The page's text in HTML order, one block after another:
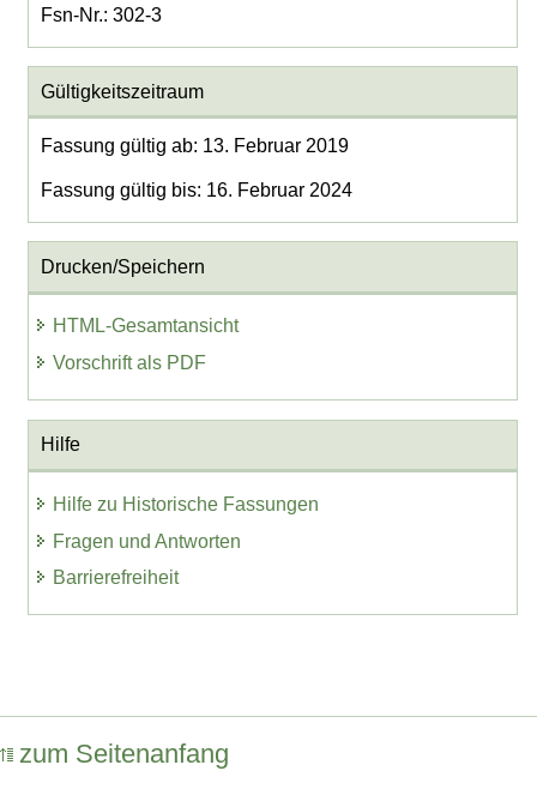
Fsn-Nr.: 302-3
Gültigkeitszeitraum
Fassung gültig ab: 13. Februar 2019
Fassung gültig bis: 16. Februar 2024
Drucken/Speichern
HTML-Gesamtansicht
Vorschrift als PDF
Hilfe
Hilfe zu Historische Fassungen
Fragen und Antworten
Barrierefreiheit
zum Seitenanfang